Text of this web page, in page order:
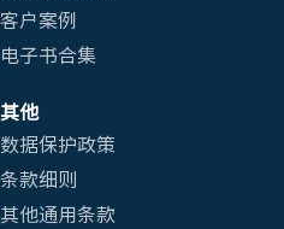
客户案例
电子书合集
其他
数据保护政策
条款细则
其他通用条款